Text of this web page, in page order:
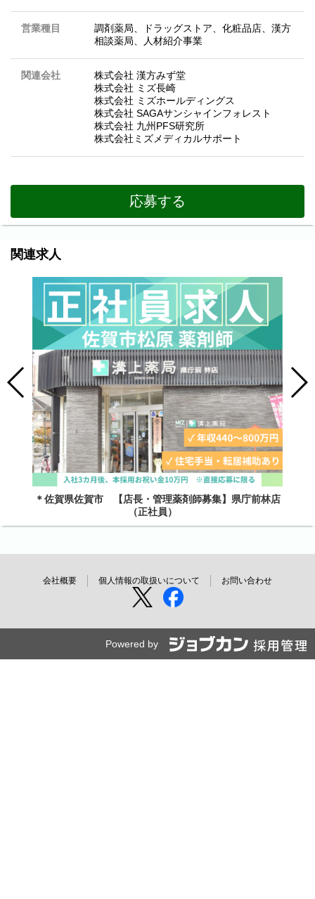
営業種目
調剤薬局、ドラッグストア、化粧品店、漢方
相談薬局、人材紹介事業
関連会社
株式会社 漢方みず堂
株式会社 ミズ長崎
株式会社 ミズホールディングス
株式会社 SAGAサンシャインフォレスト
株式会社 九州PFS研究所
株式会社ミズメディカルサポート
応募する
関連求人
＊佐賀県佐賀市 【店長・管理薬剤師募集】県庁前林店
（正社員）
会社概要 個人情報の取扱いについて お問い合わせ
Powered by